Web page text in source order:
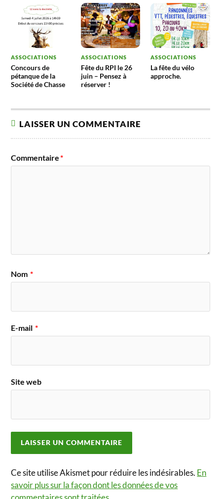
ASSOCIATIONS
Concours de
pétanque de la
Société de Chasse
ASSOCIATIONS
Fête du RPI le 26
juin – Pensez à
réserver !
ASSOCIATIONS
La fête du vélo
approche.
LAISSER UN COMMENTAIRE
Commentaire*
Nom *
E-mail *
Site web
Ce site utilise Akismet pour réduire les indésirables. En
savoir plus sur la façon dont les données de vos